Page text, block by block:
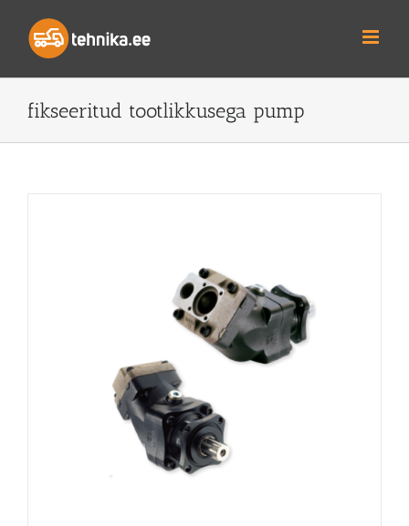
content
fikseeritud tootlikkusega pump